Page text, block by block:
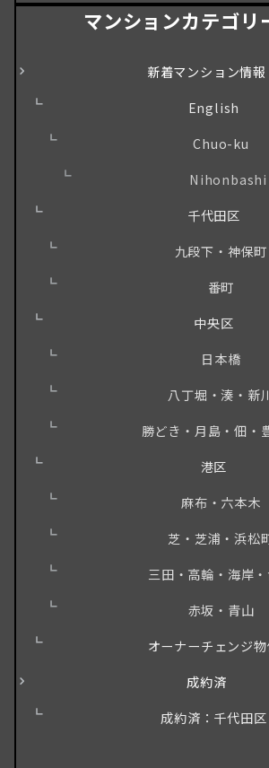
マンションカテゴリ
新着マンション情報
English
Chuo-ku
Nihonbashi
千代田区
九段下・神保町
番町
中央区
日本橋
八丁堀・湊・新
勝どき・月島・佃・
港区
麻布・六本木
芝・芝浦・浜松
三田・高輪・海岸
赤坂・青山
オーナーチェンジ物
成約済
成約済：千代田区